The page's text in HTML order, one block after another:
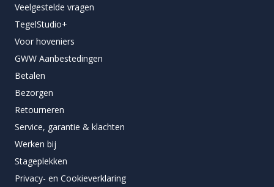
Veelgestelde vragen
TegelStudio+
Voor hoveniers
GWW Aanbestedingen
Betalen
Bezorgen
Retourneren
Service, garantie & klachten
Werken bij
Stageplekken
Privacy- en Cookieverklaring